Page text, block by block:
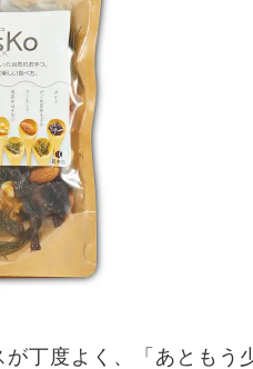
丁度よく、「あともう